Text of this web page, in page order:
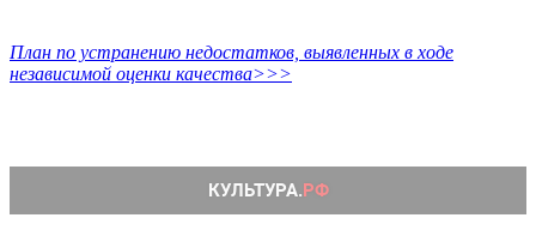
План по устранению недостатков, выявленных в ходе
независимой оценки качества>>>